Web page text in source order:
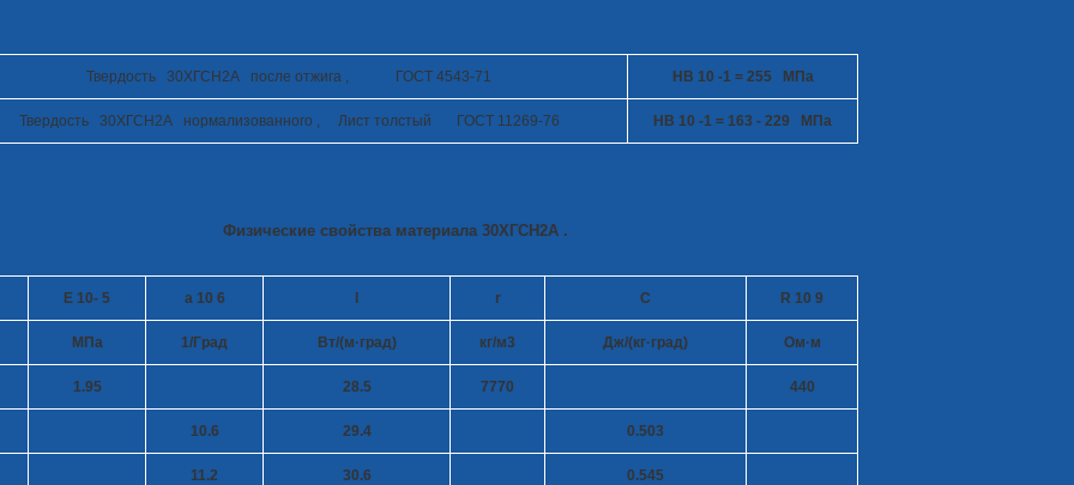
Твердость 30ХГСН2А после отжига , ГОСТ 4543-71 HB 10 -1 = 255 МПа
Твердость 30ХГСН2А нормализованного , Лист толстый ГОСТ 11269-76 HB 10 -1 = 163 - 229 МПа
Физические свойства материала 30ХГСН2А .
E 10- 5 a 10 6 l r C R 10 9
МПа 1/Град Вт/(м·град) кг/м3 Дж/(кг·град) Ом·м
1.95 28.5 7770 440
10.6 29.4 0.503
11.2 30.6 0.545